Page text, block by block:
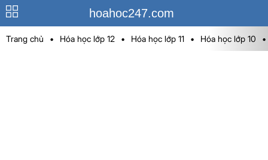
hoahoc247.com
Trang chủ • Hóa học lớp 12 • Hóa học lớp 11 • Hóa học lớp 10 •